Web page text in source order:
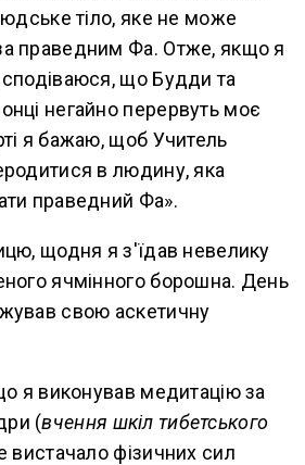
тіло, яке не може
праведним Фа. Отже, якщо я
що Будди та
негайно перервуть моє
я бажаю, щоб Учитель
в людину, яка
праведний Фа».
щодня я з'їдав невелику
ячмінного борошна. День
свою аскетичну
я виконував медитацію за
(вчення шкіл тибетського
вистачало фізичних сил